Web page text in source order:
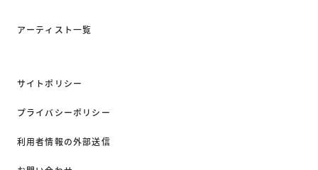
アーティスト一覧
サイトポリシー
プライバシーポリシー
利用者情報の外部送信